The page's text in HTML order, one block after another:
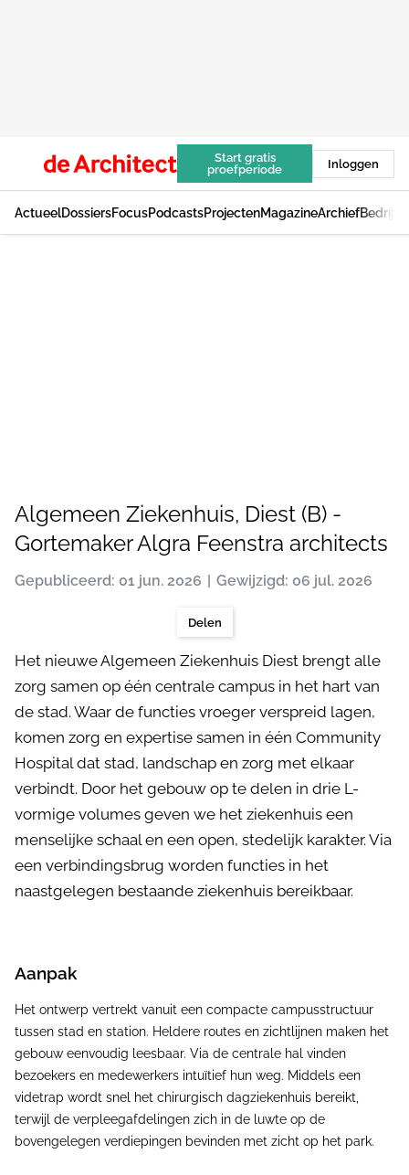
Start gratis
proefperiode
Inloggen
ActueelDossiersFocusPodcastsProjectenMagazineArchief
Algemeen Ziekenhuis, Diest (B) -
Gortemaker Algra Feenstra architects
Gepubliceerd: 01 jun. 2026 Gewijzigd: 06 jul. 2026
Delen
Het nieuwe Algemeen Ziekenhuis Diest brengt alle
zorg samen op één centrale campus in het hart van
de stad. Waar de functies vroeger verspreid lagen,
komen zorg en expertise samen in één Community
Hospital dat stad, landschap en zorg met elkaar
verbindt. Door het gebouw op te delen in drie L-
vormige volumes geven we het ziekenhuis een
menselijke schaal en een open, stedelijk karakter. Via
een verbindingsbrug worden functies in het
naastgelegen bestaande ziekenhuis bereikbaar.
Aanpak
Het ontwerp vertrekt vanuit een compacte campusstructuur
tussen stad en station. Heldere routes en zichtlijnen maken het
gebouw eenvoudig leesbaar. Via de centrale hal vinden
bezoekers en medewerkers intuïtief hun weg. Middels een
videtrap wordt snel het chirurgisch dagziekenhuis bereikt,
terwijl de verpleegafdelingen zich in de luwte op de
bovengelegen verdiepingen bevinden met zicht op het park.